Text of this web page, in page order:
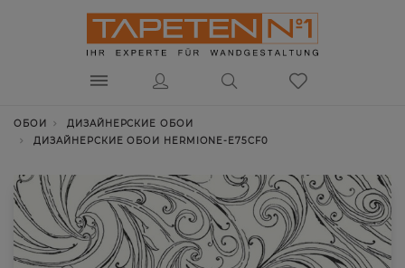
ОБОИ
ДИЗАЙНЕРСКИЕ ОБОИ
ДИЗАЙНЕРСКИЕ ОБОИ HERMIONE-E75CF0